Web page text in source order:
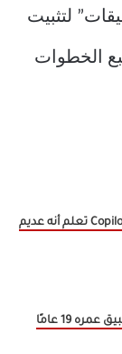
لتثبيت
الخطوات
الحقيقة المرة حول Copilot: Microsoft تعلم أنه عديم
4 أسباب تدفعني لاستخدام تطبيق عمره 19 عامًا